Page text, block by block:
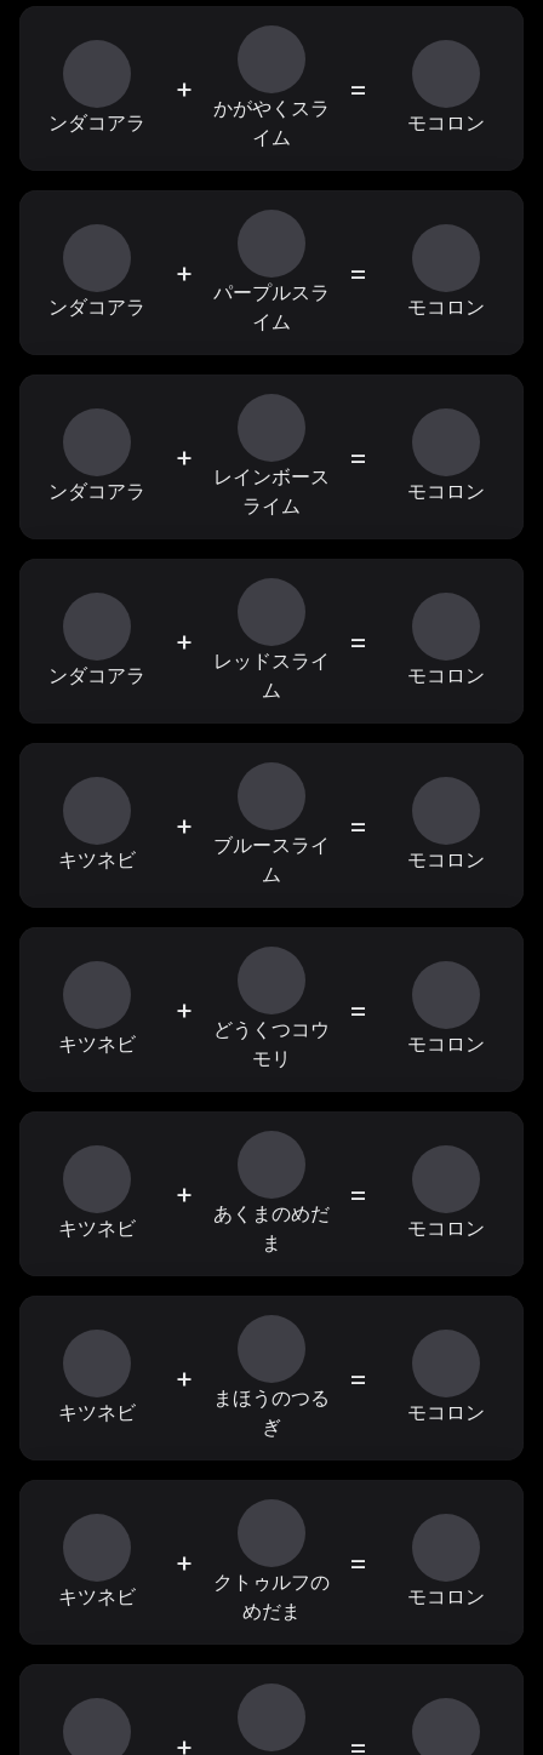
ンダコアラ
+
かがやくスラ
イム
=
モコロン
ンダコアラ
+
パープルスラ
イム
=
モコロン
ンダコアラ
+
レインボース
ライム
=
モコロン
ンダコアラ
+
レッドスライ
ム
=
モコロン
キツネビ
+
ブルースライ
ム
=
モコロン
キツネビ
+
どうくつコウ
モリ
=
モコロン
キツネビ
+
あくまのめだ
ま
=
モコロン
キツネビ
+
まほうのつる
ぎ
=
モコロン
キツネビ
+
クトゥルフの
めだま
=
モコロン
+ =